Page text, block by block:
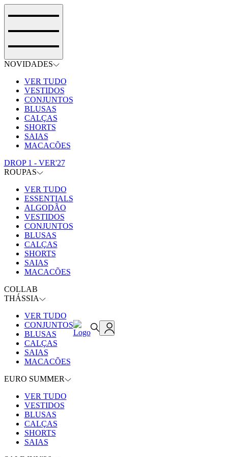
NOVIDADES
VER TUDO
VESTIDOS
CONJUNTOS
BLUSAS
CALÇAS
SHORTS
SAIAS
MACACÕES
DROP 1 - VER'27
ROUPAS
VER TUDO
ESSENTIALS
ALGODÃO
VESTIDOS
CONJUNTOS
BLUSAS
CALÇAS
SHORTS
SAIAS
MACACÕES
COLLAB
THÁSSIA
VER TUDO
CONJUNTOS
BLUSAS
CALÇAS
SAIAS
MACACÕES
EURO SUMMER
VER TUDO
VESTIDOS
BLUSAS
CALÇAS
SHORTS
SAIAS